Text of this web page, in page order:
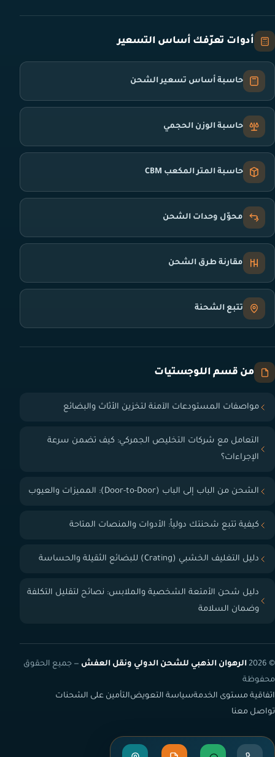
أدوات تعرّفك أساس التسعير
حاسبة أساس تسعير الشحن
حاسبة الوزن الحجمي
حاسبة المتر المكعب CBM
محوّل وحدات الشحن
مقارنة طرق الشحن
تتبع الشحنة
من قسم اللوجستيات
مواصفات المستودعات الآمنة لتخزين الأثاث والبضائع
التعامل مع شركات التخليص الجمركي: كيف تضمن سرعة
الإجراءات؟
الشحن من الباب إلى الباب (Door-to-Door): المميزات والعيوب
كيفية تتبع شحنتك دولياً: الأدوات والمنصات المتاحة
دليل التغليف الخشبي (Crating) للبضائع الثقيلة والحساسة
دليل شحن الأمتعة الشخصية والملابس: نصائح لتقليل التكلفة
وضمان السلامة
© 2026 الرهوان الذهبي للشحن الدولي ونقل العفش — جميع الحقوق
محفوظة
اتفاقية مستوى الخدمةسياسة التعويضالتأمين على الشحنات
تواصل معنا